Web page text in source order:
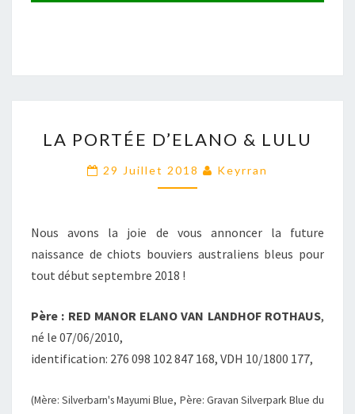
PORTÉE
D’ELANO
&
LA PORTÉE D’ELANO & LULU
29 Juillet 2018 Keyrran
Nous avons la joie de vous annoncer la future
naissance de chiots bouviers australiens bleus pour
tout début septembre 2018 !
Père : RED MANOR ELANO VAN LANDHOF ROTHAUS,
né le 07/06/2010,
identification: 276 098 102 847 168, VDH 10/1800 177,
(Mère: Silverbarn's Mayumi Blue, Père: Gravan Silverpark Blue du